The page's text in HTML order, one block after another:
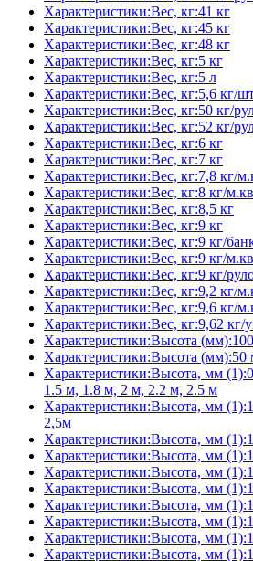
Характеристики:Вес, кг:41 кг
Характеристики:Вес, кг:45 кг
Характеристики:Вес, кг:48 кг
Характеристики:Вес, кг:5 кг
Характеристики:Вес, кг:5 л
Характеристики:Вес, кг:5,6 кг/
Характеристики:Вес, кг:50 кг/
Характеристики:Вес, кг:52 кг/
Характеристики:Вес, кг:6 кг
Характеристики:Вес, кг:7 кг
Характеристики:Вес, кг:7,8 кг/
Характеристики:Вес, кг:8 кг/
Характеристики:Вес, кг:8,5 кг
Характеристики:Вес, кг:9 кг
Характеристики:Вес, кг:9 кг/
Характеристики:Вес, кг:9 кг/
Характеристики:Вес, кг:9 кг/
Характеристики:Вес, кг:9,2 кг/
Характеристики:Вес, кг:9,6 кг/
Характеристики:Вес, кг:9,62 кг/
Характеристики:Высота
Характеристики:Высота (мм):50
Характеристики:Высота, мм
1.5 м, 1.8 м, 2 м, 2.2 м, 2.5 м
Характеристики:Высота, мм
2,5м
Характеристики:Высота, мм
Характеристики:Высота, мм
Характеристики:Высота, мм
Характеристики:Высота, мм
Характеристики:Высота, мм
Характеристики:Высота, мм
Характеристики:Высота, мм
Характеристики:Высота, мм